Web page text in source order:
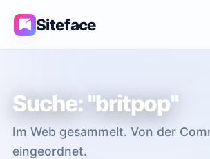
Siteface
Suche: "britpop"
Im Web gesammelt. Von der
eingeordnet.